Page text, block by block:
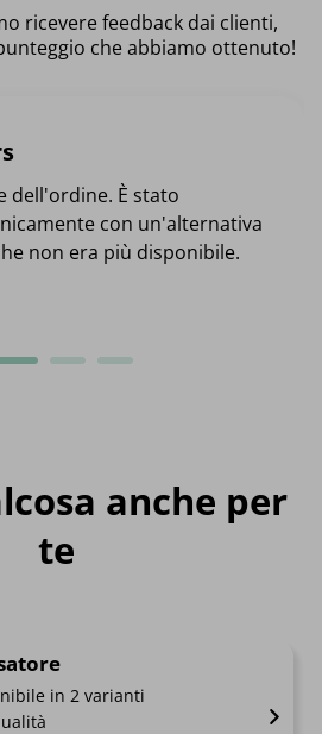
ricevere feedback dai clienti,
che abbiamo ottenuto!
dell'ordine. È stato
con un'alternativa
non era più disponibile.
anche per
te
in 2 varianti